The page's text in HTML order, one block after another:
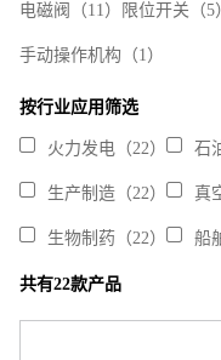
电磁阀 （11） 限位开关 （5
手动操作机构 （1）
按行业应用筛选
火力发电（22） 石
生产制造（22） 真
生物制药（22） 船
共有22款产品